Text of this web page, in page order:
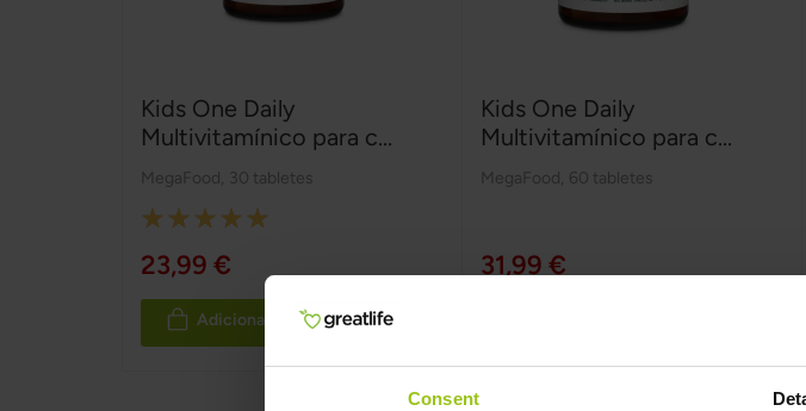
Consent
Kids One Daily
Multivitamínico para c...
MegaFood 30 tabletes
Rating:
100%
23,99 €
Adicionar ao Carrinho
Kids One Daily
Multivitamínico para c...
MegaFood 60 tabletes
31,99 €